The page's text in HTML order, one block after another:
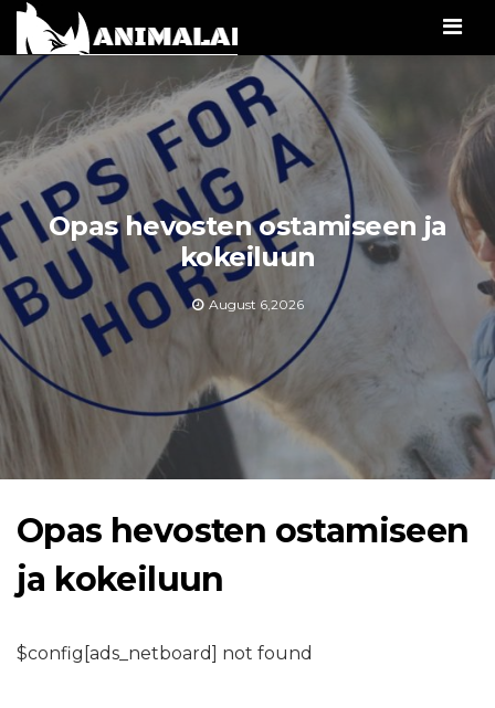
Opas hevosten ostamiseen ja
kokeiluun
August 6,2026
Opas hevosten ostamiseen
ja kokeiluun
$config[ads_netboard] not found